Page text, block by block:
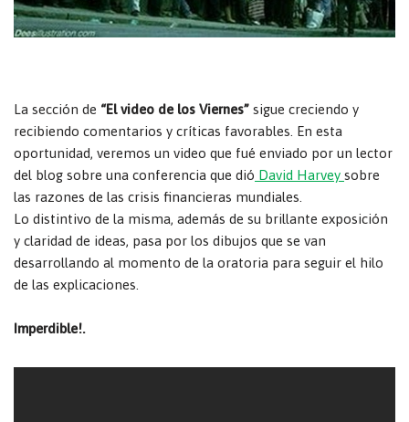
La sección de “El video de los Viernes” sigue creciendo y
recibiendo comentarios y críticas favorables. En esta
oportunidad, veremos un video que fué enviado por un lector
del blog sobre una conferencia que dió David Harvey sobre
las razones de las crisis financieras mundiales.
Lo distintivo de la misma, además de su brillante exposición
y claridad de ideas, pasa por los dibujos que se van
desarrollando al momento de la oratoria para seguir el hilo
de las explicaciones.
Imperdible!.